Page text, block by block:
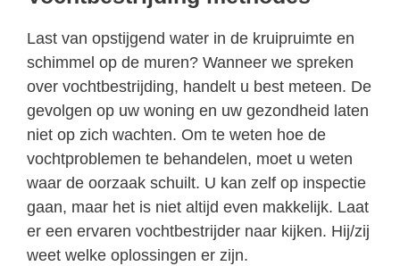
Last van opstijgend water in de kruipruimte en
schimmel op de muren? Wanneer we spreken
over vochtbestrijding, handelt u best meteen. De
gevolgen op uw woning en uw gezondheid laten
niet op zich wachten. Om te weten hoe de
vochtproblemen te behandelen, moet u weten
waar de oorzaak schuilt. U kan zelf op inspectie
gaan, maar het is niet altijd even makkelijk. Laat
er een ervaren vochtbestrijder naar kijken. Hij/zij
weet welke oplossingen er zijn.